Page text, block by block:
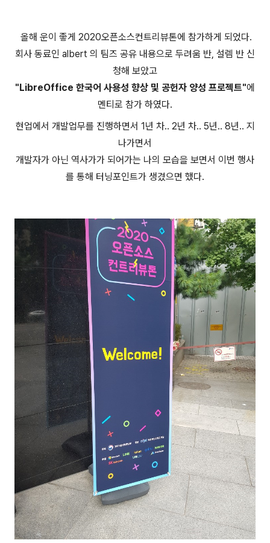
올해 운이 좋게 2020오픈소스컨트리뷰톤에 참가하게 되었다.
회사 동료인 albert 의 팀즈 공유 내용으로 두려움 반, 설렘 반 신
청해 보았고
"LibreOffice 한국어 사용성 향상 및 공헌자 양성 프로젝트"에
멘티로 참가 하였다.
현업에서 개발업무를 진행하면서 1년 차.. 2년 차.. 5년.. 8년.. 지
나가면서
개발자가 아닌 역사가가 되어가는 나의 모습을 보면서 이번 행사
를 통해 터닝포인트가 생겼으면 했다.